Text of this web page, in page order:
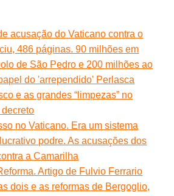
acusação do Vaticano contra o
486 páginas. 90 milhões em
de São Pedro e 200 milhões ao
do 'arrependido' Perlasca
e as grandes “limpezas” no
no Vaticano. Era um sistema
podre. As acusações dos
a Camarilha
Artigo de Fulvio Ferrario
dois e as reformas de Bergoglio,